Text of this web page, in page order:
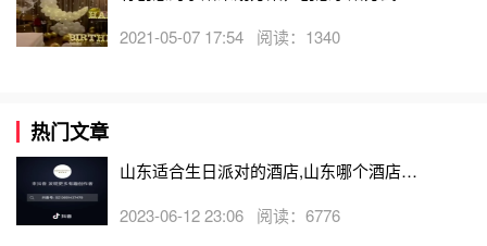
2021-05-07 17:54 阅读：1340
热门文章
山东适合生日派对的酒店,山东哪个酒店有
2023-06-12 23:06 阅读：6776